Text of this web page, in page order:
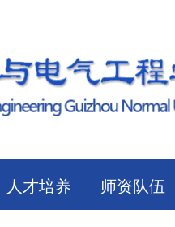
人才培养 师资队伍